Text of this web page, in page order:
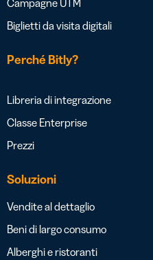
Campagne UTM
Biglietti da visita digitali
Perché Bitly?
Libreria di integrazione
Classe Enterprise
Prezzi
Soluzioni
Vendite al dettaglio
Beni di largo consumo
Alberghi e ristoranti